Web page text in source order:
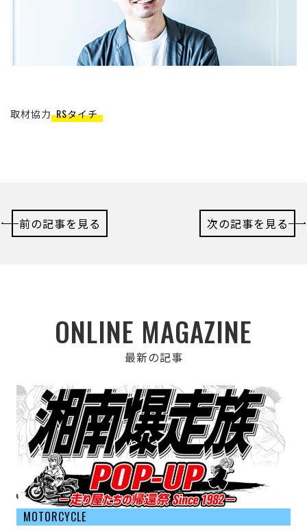
取材協力 RSタイチ
前の記事を見る 次の記事を見る
ONLINE MAGAZINE
最新の記事
MOTORCYCLE